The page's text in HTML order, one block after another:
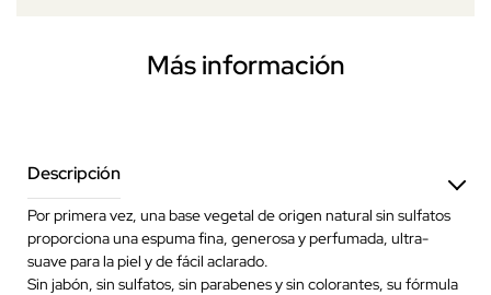
Más información
Descripción
Por primera vez, una base vegetal de origen natural sin sulfatos
proporciona una espuma fina, generosa y perfumada, ultra-
suave para la piel y de fácil aclarado.
Sin jabón, sin sulfatos, sin parabenes y sin colorantes, su fórmula